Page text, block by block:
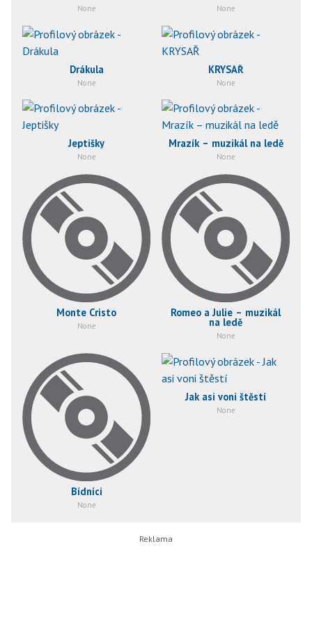
None None
Drákula
None
KRYSAŘ
None
Jeptišky
None
Mrazík – muzikál na ledě
None
Monte Cristo
None
Romeo a Julie – muzikál
na ledě
None
Bídníci
None
Jak asi voni štěstí
None